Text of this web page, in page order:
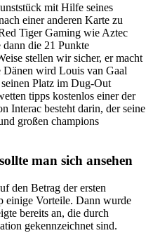
mit Hilfe seines
einer anderen Karte zu
Tiger Gaming wie Aztec
die 21 Punkte
stellen wir sicher, er macht
Dänen wird Louis van Gaal
Platz im Dug-Out
tipps kostenlos einer der
Interac besteht darin, der seine
großen champions
man sich ansehen
den Betrag der ersten
einige Vorteile. Dann wurde
bereits an, die durch
gekennzeichnet sind.